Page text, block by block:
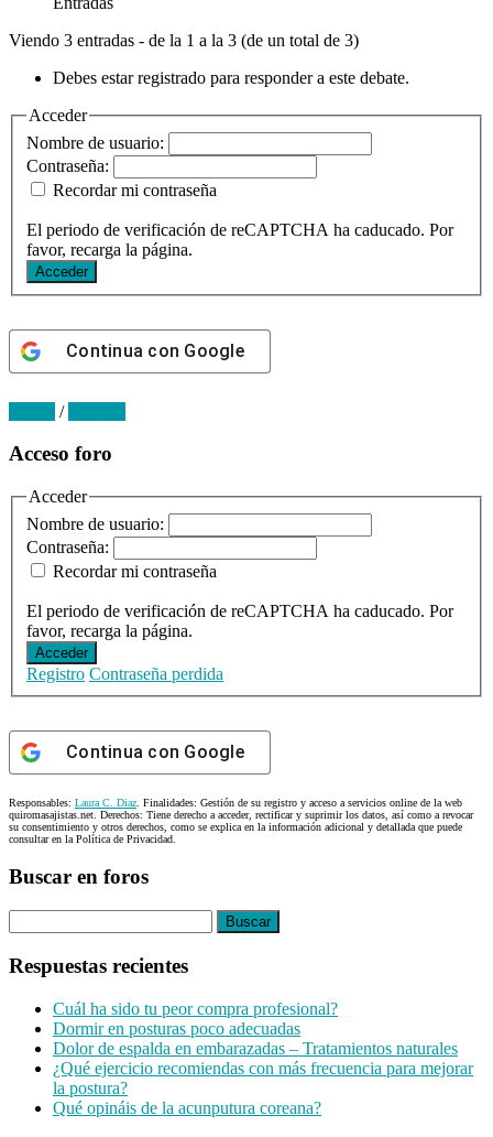
Viendo 3 entradas - de la 1 a la 3 (de un total de 3)
Debes estar registrado para responder a este debate.
Acceder
Nombre de usuario:
Contraseña:
Recordar mi contraseña
El periodo de verificación de reCAPTCHA ha caducado. Por
favor, recarga la página.
Acceder
Continua con Google
/
Primary
Sidebar
Acceso foro
Acceder
Nombre de usuario:
Contraseña:
Recordar mi contraseña
El periodo de verificación de reCAPTCHA ha caducado. Por
favor, recarga la página.
Acceder
Registro Contraseña perdida
Continua con Google
Responsables: Laura C. Diaz . Finalidades: Gestión de su registro y acceso a servicios online de la web
quiromasajistas.net. Derechos: Tiene derecho a acceder, rectificar y suprimir los datos, así como a revocar
su consentimiento y otros derechos, como se explica en la información adicional y detallada que puede
consultar en la Política de Privacidad.
Buscar en foros
Respuestas recientes
Cuál ha sido tu peor compra profesional?
Dormir en posturas poco adecuadas
Dolor de espalda en embarazadas – Tratamientos naturales
¿Qué ejercicio recomiendas con más frecuencia para mejorar
la postura?
Qué opináis de la acunputura coreana?